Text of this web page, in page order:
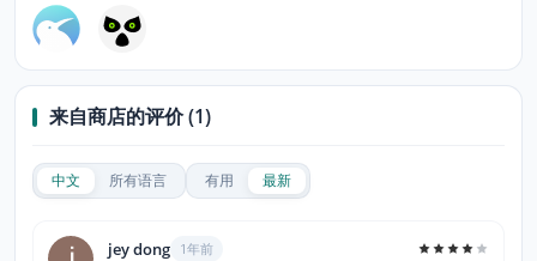
来自商店的评价 (1)
中文 所有语言 有用 最新
jey dong 1年前